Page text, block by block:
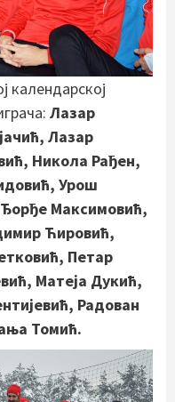
календарској
Лазар
Лазар
Никола Рађен,
Урош
Максимовић,
Ћировић,
Петар
Матеја Дукић,
Радован
Томић.